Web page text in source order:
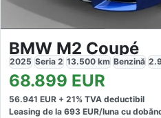
BMW M2 Coupé
2025 Seria 2 13.500 km Benzină
68.899 EUR
56.941 EUR + 21% TVA deductibil
Leasing de la 693 EUR/luna cu